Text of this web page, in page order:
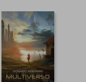
45%
dcto.